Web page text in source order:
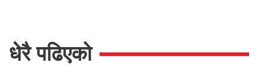
धेरै पढिएको